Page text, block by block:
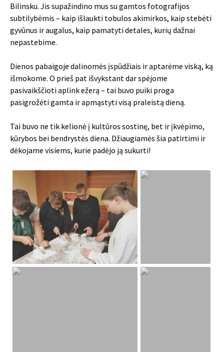
Bilinsku. Jis supažindino mus su gamtos fotografijos
subtilybėmis – kaip išlaukti tobulos akimirkos, kaip stebėti
gyvūnus ir augalus, kaip pamatyti detales, kurių dažnai
nepastebime.
Dienos pabaigoje dalinomės įspūdžiais ir aptarėme viską, ką
išmokome. O prieš pat išvykstant dar spėjome
pasivaikščioti aplink ežerą – tai buvo puiki proga
pasigrožėti gamta ir apmąstyti visą praleistą dieną.
Tai buvo ne tik kelionė į kultūros sostinę, bet ir įkvėpimo,
kūrybos bei bendrystės diena. Džiaugiamės šia patirtimi ir
dėkojame visiems, kurie padėjo ją sukurti!